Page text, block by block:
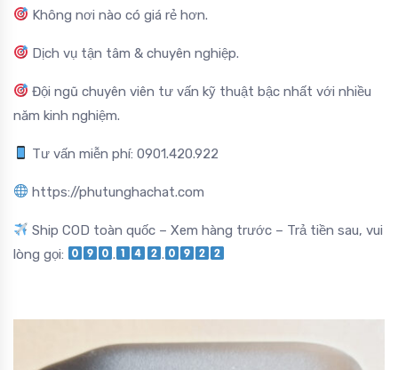
Không nơi nào có giá rẻ hơn.
Dịch vụ tận tâm & chuyên nghiệp.
Đội ngũ chuyên viên tư vấn kỹ thuật bậc nhất với nhiều
năm kinh nghiệm.
Tư vấn miễn phí: 0901.420.922
https://phutunghachat.com
Ship COD toàn quốc – Xem hàng trước – Trả tiền sau, vui
lòng gọi:
. .